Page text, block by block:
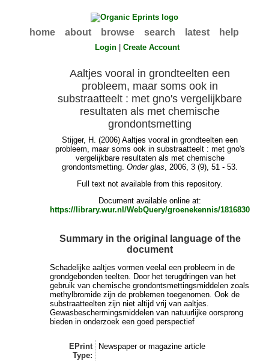
home about browse search latest help
Login |Create Account
Aaltjes vooral in grondteelten een
probleem, maar soms ook in
substraatteelt : met gno's vergelijkbare
resultaten als met chemische
grondontsmetting
Stijger, H. (2006) Aaltjes vooral in grondteelten een
probleem, maar soms ook in substraatteelt : met gno's
vergelijkbare resultaten als met chemische
grondontsmetting.Onder glas, 2006, 3 (9), 51 - 53.
Full text not available from this repository.
Document available online at:
https://library.wur.nl/WebQuery/groenekennis/1816830
Summary in the original language of the
document
Schadelijke aaltjes vormen veelal een probleem in de
grondgebonden teelten. Door het terugdringen van het
gebruik van chemische grondontsmettingsmiddelen zoals
methylbromide zijn de problemen toegenomen. Ook de
substraatteelten zijn niet altijd vrij van aaltjes.
Gewasbeschermingsmiddelen van natuurlijke oorsprong
bieden in onderzoek een goed perspectief
EPrint
Type:
Newspaper or magazine article